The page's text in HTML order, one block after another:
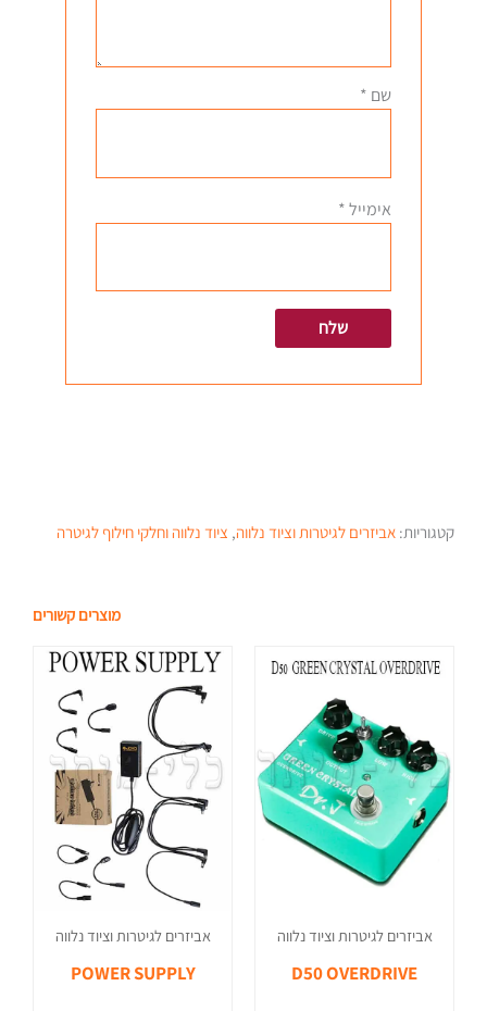
שם *
אימייל*
קטגוריות: אביזרים לגיטרות וציוד נלווה, ציוד נלווה וחלקי חילוף לגיטרה
מוצרים קשורים
אביזרים לגיטרות וציוד נלווה
D50 OVERDRIVE
אביזרים לגיטרות וציוד נלווה
POWER SUPPLY